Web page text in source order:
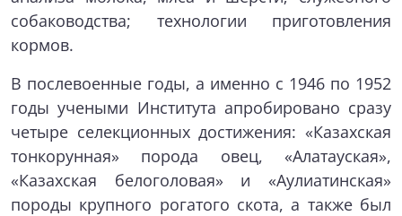
собаководства; технологии приготовления
кормов.
В послевоенные годы, а именно с 1946 по 1952
годы учеными Института апробировано сразу
четыре селекционных достижения: «Казахская
тонкорунная» порода овец, «Алатауская»,
«Казахская белоголовая» и «Аулиатинская»
породы крупного рогатого скота, а также был